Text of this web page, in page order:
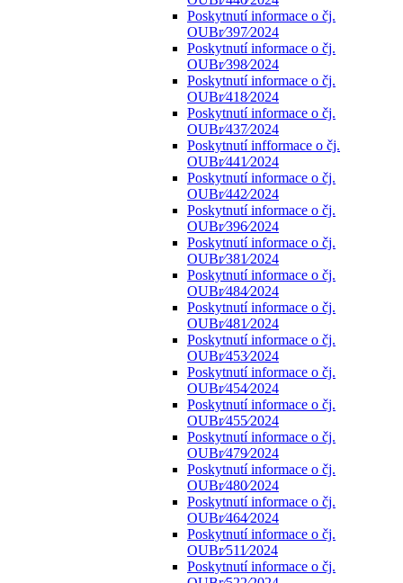
Poskytnutí informace o čj.
OUBr⁄397⁄2024
Poskytnutí informace o čj.
OUBr⁄398⁄2024
Poskytnutí informace o čj.
OUBr⁄418⁄2024
Poskytnutí informace o čj.
OUBr⁄437⁄2024
Poskytnutí infformace o čj.
OUBr⁄441⁄2024
Poskytnutí informace o čj.
OUBr⁄442⁄2024
Poskytnutí informace o čj.
OUBr⁄396⁄2024
Poskytnutí informace o čj.
OUBr⁄381⁄2024
Poskytnutí informace o čj.
OUBr⁄484⁄2024
Poskytnutí informace o čj.
OUBr⁄481⁄2024
Poskytnutí informace o čj.
OUBr⁄453⁄2024
Poskytnutí informace o čj.
OUBr⁄454⁄2024
Poskytnutí informace o čj.
OUBr⁄455⁄2024
Poskytnutí informace o čj.
OUBr⁄479⁄2024
Poskytnutí informace o čj.
OUBr⁄480⁄2024
Poskytnutí informace o čj.
OUBr⁄464⁄2024
Poskytnutí informace o čj.
OUBr⁄511⁄2024
Poskytnutí informace o čj.